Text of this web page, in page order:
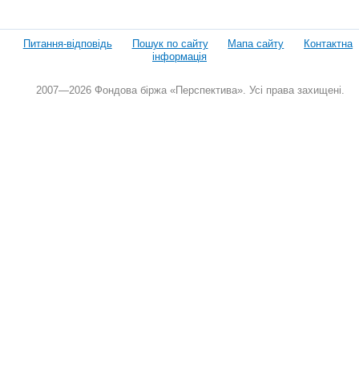
Питання-відповідь Пошук по сайту Мапа сайту
Контактна
інформація
2007—2026 Фондова біржа «Перспектива». Усі права захищені.